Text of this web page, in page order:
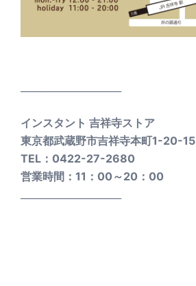
インスタント 吉祥寺ストア
東京都武蔵野市吉祥寺本町1-20-15
TEL：0422-27-2680
営業時間：11：00～20：00